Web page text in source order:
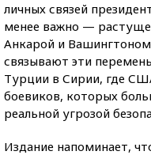
личных связей
менее важно —
Анкарой и
связывают эти
Турции в Сирии, где
боевиков, которых
реальной угрозой
Издание напоминает,